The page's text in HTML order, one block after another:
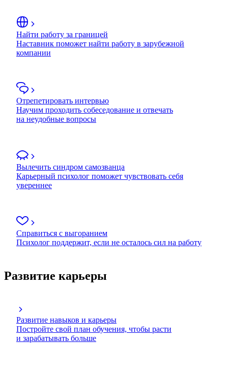
Найти работу за границей
Наставник поможет найти работу в зарубежной
компании
Отрепетировать интервью
Научим проходить собеседование и отвечать
на неудобные вопросы
Вылечить синдром самозванца
Карьерный психолог поможет чувствовать себя
увереннее
Справиться с выгоранием
Психолог поддержит, если не осталось сил на работу
Развитие карьеры
Развитие навыков и карьеры
Постройте свой план обучения, чтобы расти
и зарабатывать больше